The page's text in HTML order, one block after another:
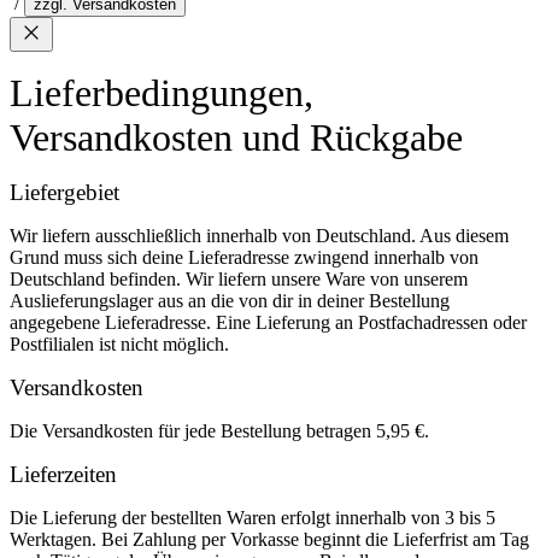
zzgl. Versandkosten
Lieferbedingungen,
Versandkosten und Rückgabe
Liefergebiet
Wir liefern ausschließlich innerhalb von Deutschland. Aus diesem
Grund muss sich deine Lieferadresse zwingend innerhalb von
Deutschland befinden. Wir liefern unsere Ware von unserem
Auslieferungslager aus an die von dir in deiner Bestellung
angegebene Lieferadresse. Eine Lieferung an Postfachadressen oder
Postfilialen ist nicht möglich.
Versandkosten
Die Versandkosten für jede Bestellung betragen 5,95 €.
Lieferzeiten
Die Lieferung der bestellten Waren erfolgt innerhalb von 3 bis 5
Werktagen. Bei Zahlung per Vorkasse beginnt die Lieferfrist am Tag